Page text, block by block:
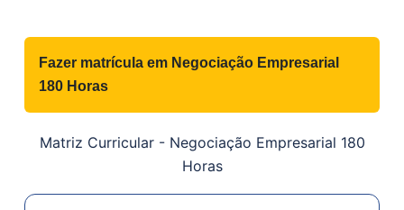
Fazer matrícula em Negociação Empresarial
180 Horas
Matriz Curricular - Negociação Empresarial 180
Horas